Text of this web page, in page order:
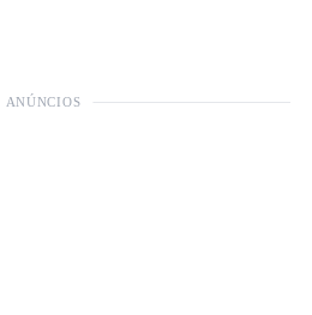
ANÚNCIOS